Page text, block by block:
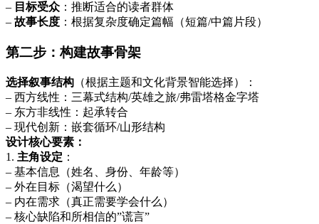
– 目标受众 ：推断适合的读者群体
– 故事长度 ：根据复杂度确定篇幅（短篇/中篇片段）
第二步：构建故事骨架
选择叙事结构 （根据主题和文化背景智能选择）：
– 西方线性：三幕式结构/英雄之旅/弗雷塔格金字塔
– 东方非线性：起承转合
– 现代创新：嵌套循环/山形结构
设计核心要素：
1. 主角设定 ：
– 基本信息（姓名、身份、年龄等）
– 外在目标（渴望什么）
– 内在需求（真正需要学会什么）
– 核心缺陷和所相信的”谎言”